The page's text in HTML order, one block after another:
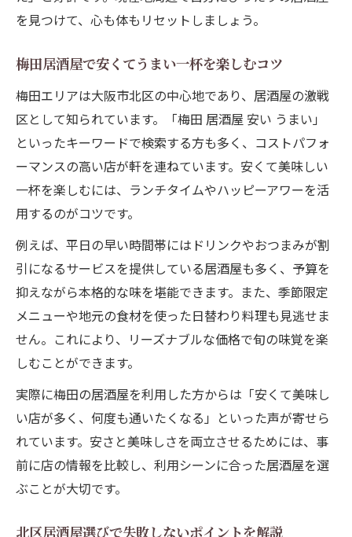
北区居酒屋をリピートしたくなる理由を紹
介
大阪市北区居酒屋で後悔しない選び方のポ
梅田エリアの居酒屋で新しい楽しみ方を発
見
を見つけて、心も体もリセットしましょう。
梅田居酒屋で安くてうまい一杯を楽しむコツ
梅田エリアは大阪市北区の中心地であり、居酒屋の激戦
区として知られています。「梅田 居酒屋 安い うまい」
といったキーワードで検索する方も多く、コストパフォ
ーマンスの高い店が軒を連ねています。安くて美味しい
一杯を楽しむには、ランチタイムやハッピーアワーを活
用するのがコツです。
例えば、平日の早い時間帯にはドリンクやおつまみが割
引になるサービスを提供している居酒屋も多く、予算を
抑えながら本格的な味を堪能できます。また、季節限定
メニューや地元の食材を使った日替わり料理も見逃せま
せん。これにより、リーズナブルな価格で旬の味覚を楽
しむことができます。
実際に梅田の居酒屋を利用した方からは「安くて美味し
い店が多く、何度も通いたくなる」といった声が寄せら
れています。安さと美味しさを両立させるためには、事
前に店の情報を比較し、利用シーンに合った居酒屋を選
ぶことが大切です。